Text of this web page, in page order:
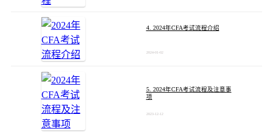
4. 2024年CFA考试流程介绍
2024-01-02
5. 2024年CFA考试流程及注意事
项
2023-12-12